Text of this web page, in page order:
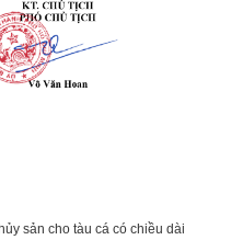
sản cho tàu cá có chiều dài